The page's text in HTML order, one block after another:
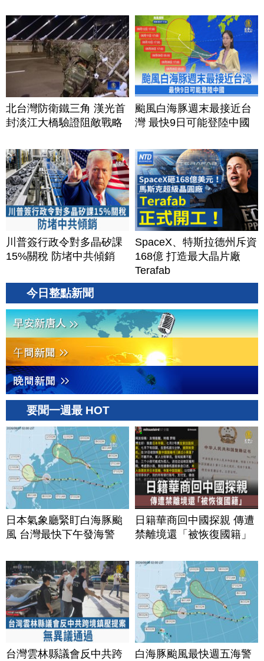
北台灣防衛鐵三角 漢光首
封淡江大橋驗證阻敵戰略
颱風白海豚週末最接近台
灣 最快9日可能登陸中國
川普簽行政令對多晶矽課
15%關稅 防堵中共傾銷
SpaceX、特斯拉德州斥資
168億 打造最大晶片廠
Terafab
今日整點新聞
要聞一週最 HOT
日本氣象廳緊盯白海豚颱
風 台灣最快下午發海警
日籍華商回中國探親 傳遭
禁離境還「被恢復國籍」
台灣雲林縣議會反中共跨
白海豚颱風最快週五海警